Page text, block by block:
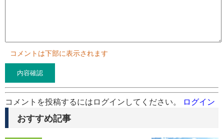
コメントは下部に表示されます
コメントを投稿するにはログインしてください。 ログイン
おすすめ記事